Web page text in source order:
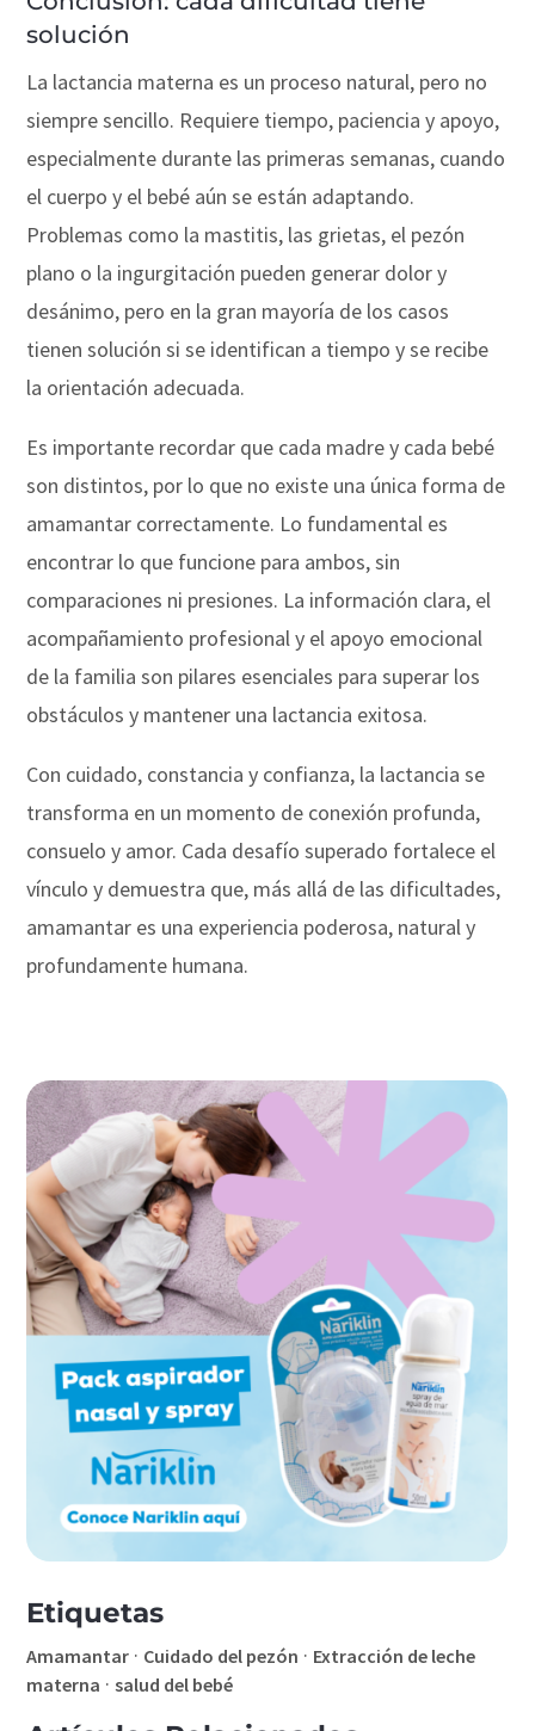
solución
La lactancia materna es un proceso natural, pero no
siempre sencillo. Requiere tiempo, paciencia y apoyo,
especialmente durante las primeras semanas, cuando
el cuerpo y el bebé aún se están adaptando.
Problemas como la mastitis, las grietas, el pezón
plano o la ingurgitación pueden generar dolor y
desánimo, pero en la gran mayoría de los casos
tienen solución si se identifican a tiempo y se recibe
la orientación adecuada.
Es importante recordar que cada madre y cada bebé
son distintos, por lo que no existe una única forma de
amamantar correctamente. Lo fundamental es
encontrar lo que funcione para ambos, sin
comparaciones ni presiones. La información clara, el
acompañamiento profesional y el apoyo emocional
de la familia son pilares esenciales para superar los
obstáculos y mantener una lactancia exitosa.
Con cuidado, constancia y confianza, la lactancia se
transforma en un momento de conexión profunda,
consuelo y amor. Cada desafío superado fortalece el
vínculo y demuestra que, más allá de las dificultades,
amamantar es una experiencia poderosa, natural y
profundamente humana.
Etiquetas
Amamantar · Cuidado del pezón · Extracción de leche
materna ·salud del bebé